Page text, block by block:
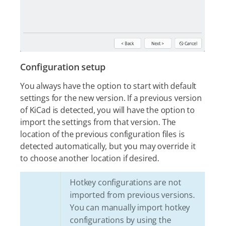
Configuration setup
You always have the option to start with default
settings for the new version. If a previous version
of KiCad is detected, you will have the option to
import the settings from that version. The
location of the previous configuration files is
detected automatically, but you may override it
to choose another location if desired.
Hotkey configurations are not
imported from previous versions.
You can manually import hotkey
configurations by using the